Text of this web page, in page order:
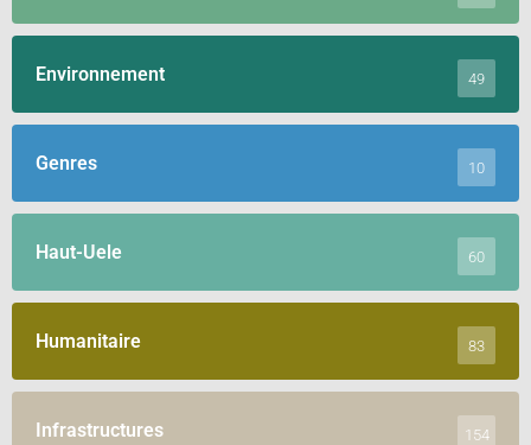
Environnement 49
Genres 10
Haut-Uele 60
Humanitaire 83
Infrastructures 154